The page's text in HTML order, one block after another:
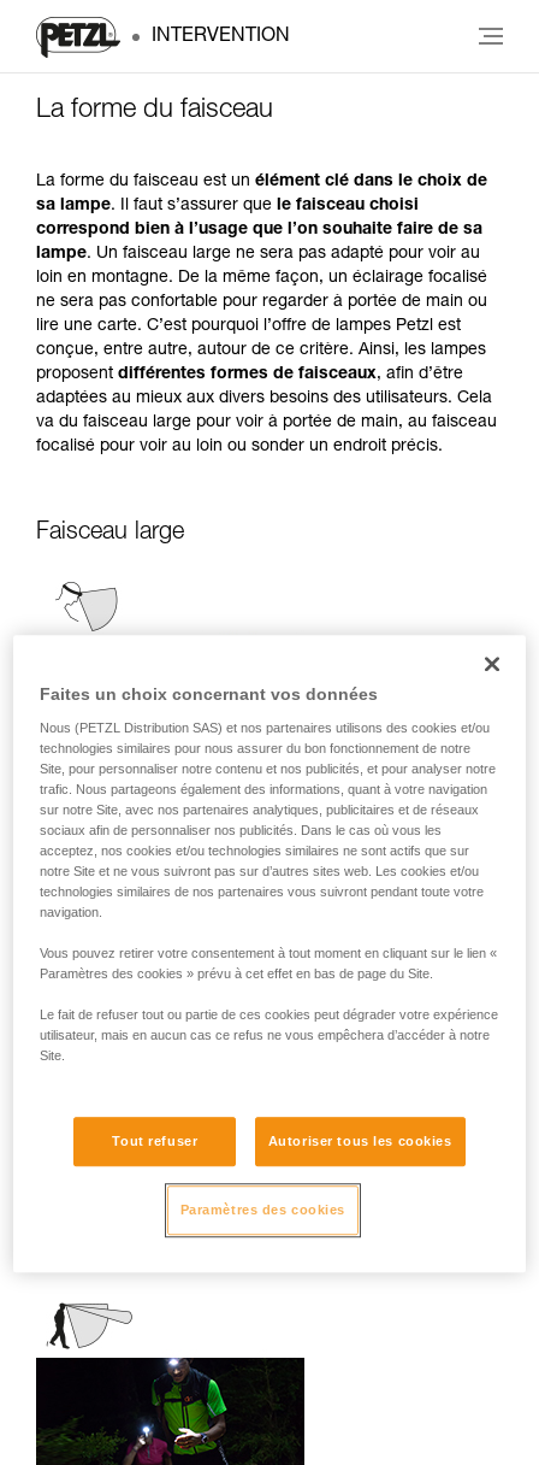
INTERVENTION
La forme du faisceau
La forme du faisceau est un élément clé dans le choix de
sa lampe. Il faut s’assurer que le faisceau choisi
correspond bien à l’usage que l’on souhaite faire de sa
lampe. Un faisceau large ne sera pas adapté pour voir au
loin en montagne. De la même façon, un éclairage focalisé
ne sera pas confortable pour regarder à portée de main ou
lire une carte. C’est pourquoi l’offre de lampes Petzl est
conçue, entre autre, autour de ce critère. Ainsi, les lampes
proposent différentes formes de faisceaux, afin d’être
adaptées au mieux aux divers besoins des utilisateurs. Cela
va du faisceau large pour voir à portée de main, au faisceau
focalisé pour voir au loin ou sonder un endroit précis.
Faisceau large
Il diffuse une lumière de proximité
homogène adaptée aux activités statiques
ou nécessitant peu de déplacements
rapides.
dépannage, lecture...
Faites un choix concernant vos données
Nous (PETZL Distribution SAS) et nos partenaires utilisons des cookies et/ou
technologies similaires pour nous assurer du bon fonctionnement de notre
Site, pour personnaliser notre contenu et nos publicités, et pour analyser notre
trafic. Nous partageons également des informations, quant à votre navigation
sur notre Site, avec nos partenaires analytiques, publicitaires et de réseaux
sociaux afin de personnaliser nos publicités. Dans le cas où vous les
acceptez, nos cookies et/ou technologies similaires ne sont actifs que sur
notre Site et ne vous suivront pas sur d’autres sites web. Les cookies et/ou
technologies similaires de nos partenaires vous suivront pendant toute votre
navigation.
Vous pouvez retirer votre consentement à tout moment en cliquant sur le lien «
Paramètres des cookies » prévu à cet effet en bas de page du Site.
Le fait de refuser tout ou partie de ces cookies peut dégrader votre expérience
utilisateur, mais en aucun cas ce refus ne vous empêchera d’accéder à notre
Site.
Tout refuser Autoriser tous les cookies
Paramètres des cookies